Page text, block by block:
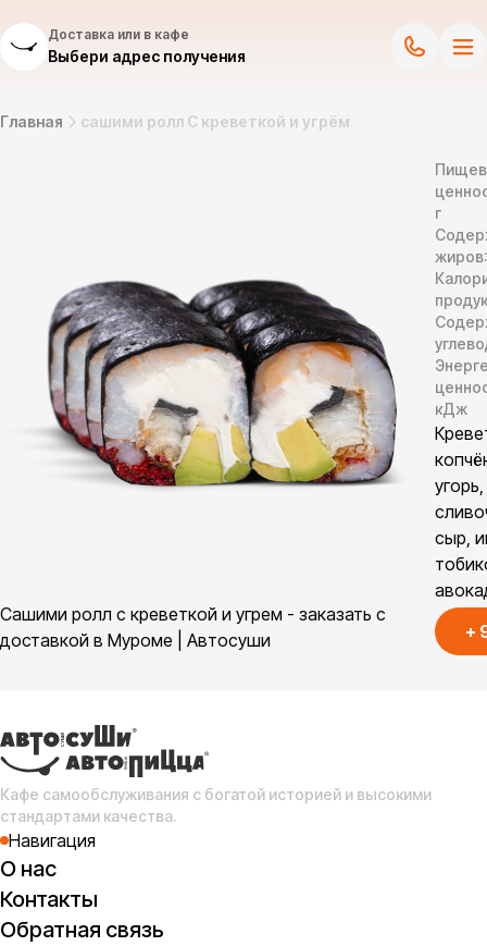
Доставка или в кафе
Выбери адрес получения
Главная сашими ролл С креветкой и угрём
Сашими ролл с креветкой и угрем - заказать с
доставкой в Муроме | Автосуши
г
кДж
угорь,
сыр,
+
Кафе самообслуживания с богатой историей и высокими
стандартами качества.
Навигация
О нас
Контакты
Обратная связь